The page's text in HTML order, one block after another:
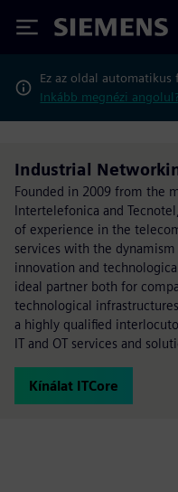
Siemens
Ez az oldal
Inkább megnézi angolul?
Industrial
Founded in 2009 from the
Intertelefonica and
of experience in the
services with the
innovation and
ideal partner both for
technological
a highly qualified
IT and OT services and
Kínálat ITCore